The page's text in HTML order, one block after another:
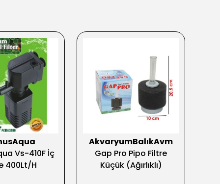
Vs-410F İç
400Lt/H
AkvaryumBalıkAvm
Gap Pro Pipo Filtre
Küçük (Ağırlıklı)